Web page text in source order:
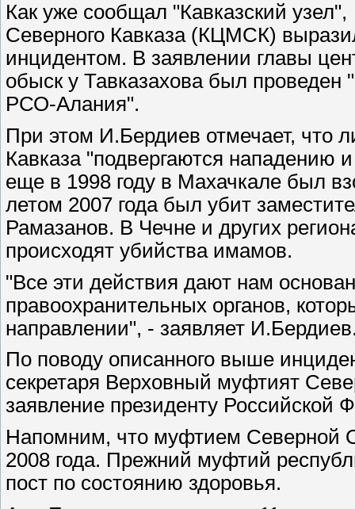
Как уже сообщал "Кавказский
Северного Кавказа (КЦМСК)
инцидентом. В заявлении главы
обыск у Тавказахова был
РСО-Алания".
При этом И.Бердиев отмечает, что
Кавказа "подвергаются нападению
еще в 1998 году в Махачкале был
летом 2007 года был убит
Рамазанов. В Чечне и других
происходят убийства имамов.
"Все эти действия дают нам
правоохранительных органов,
направлении", - заявляет
По поводу описанного выше
секретаря Верховный муфтият
заявление президенту Российской
Напомним, что муфтием Северной
2008 года. Прежний муфтий
пост по состоянию здоровья.